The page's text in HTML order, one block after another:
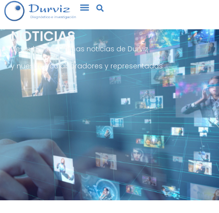
NOTICIAS
Descubre las últimas noticias de Durviz
y nuestros colaboradores y representadas